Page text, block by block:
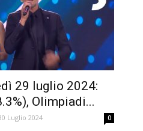
29 luglio 2024:
Olimpiadi...
Luglio 2024 0